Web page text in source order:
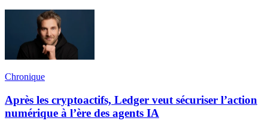
Chronique
Après les cryptoactifs, Ledger veut sécuriser l’action
numérique à l’ère des agents IA